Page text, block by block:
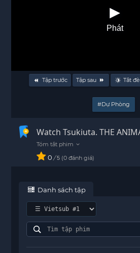
Phát
Tập trước Tập sau Tắt
#Dự Phòng
Watch Tsukiuta. THE
HD
0 / 5 0 đánh giá
Danh sách tập